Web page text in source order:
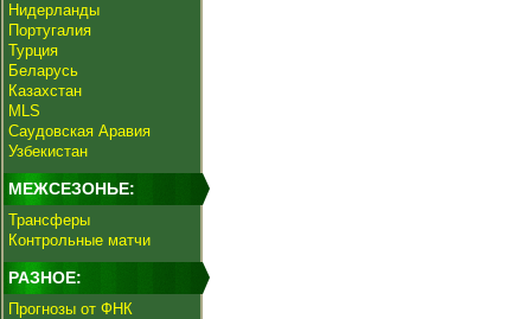
Нидерланды
Португалия
Турция
Беларусь
Казахстан
MLS
Саудовская Аравия
Узбекистан
МЕЖСЕЗОНЬЕ:
Трансферы
Контрольные матчи
РАЗНОЕ:
Прогнозы от ФНК